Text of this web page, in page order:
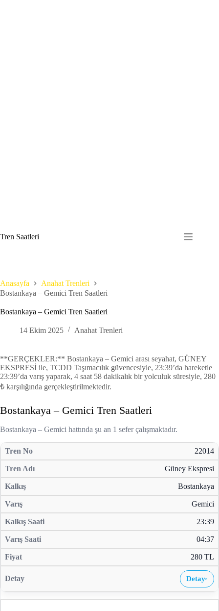
to
content
Tren Saatleri
Anasayfa
Anahat Trenleri
Bostankaya – Gemici Tren Saatleri
Bostankaya – Gemici Tren Saatleri
14 Ekim 2025 Anahat Trenleri
**GERÇEKLER:** Bostankaya – Gemici arası seyahat, GÜNEY
EKSPRESİ ile, TCDD Taşımacılık güvencesiyle, 23:39’da hareketle
23:39’da varış yaparak, 4 saat 58 dakikalık bir yolculuk süresiyle, 280
₺ karşılığında gerçekleştirilmektedir.
Bostankaya – Gemici Tren Saatleri
Bostankaya – Gemici hattında şu an 1 sefer çalışmaktadır.
22014
Güney Ekspresi
Bostankaya
Gemici
23:39
04:37
280 TL
Detay›